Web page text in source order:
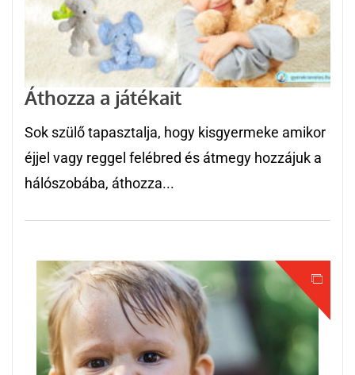
Áthozza a játékait
Sok szülő tapasztalja, hogy kisgyermeke amikor
éjjel vagy reggel felébred és átmegy hozzájuk a
hálószobába, áthozza...